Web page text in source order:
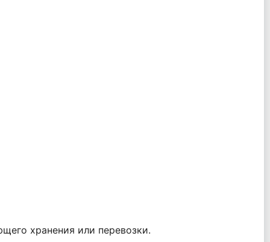
хранения или перевозки.